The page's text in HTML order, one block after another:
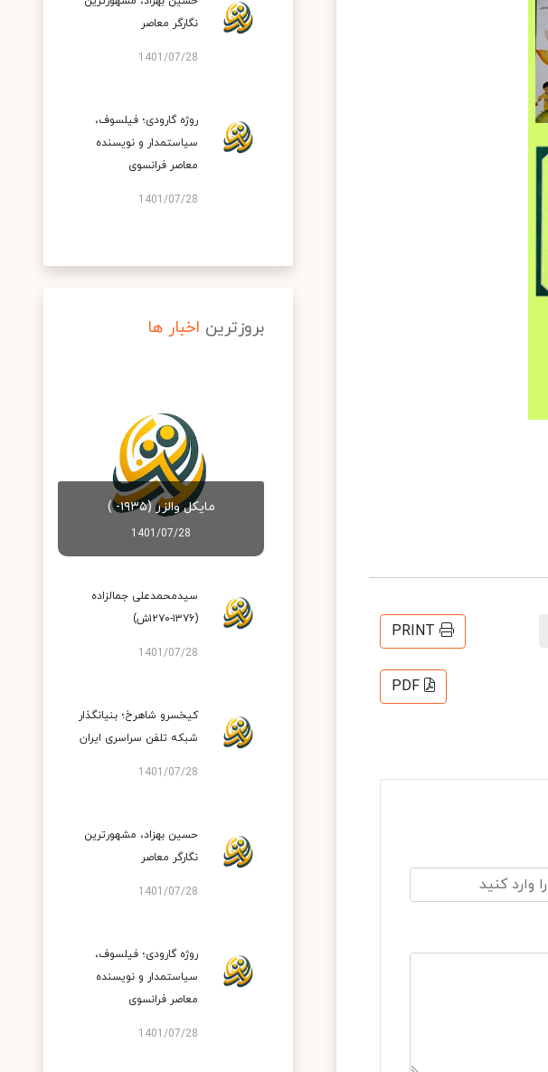
PRINT
PDF
نگارگر معاصر
1401/07/28
روژه گارودی؛ فیلسوف،
سیاستمدار و نویسنده
معاصر فرانسوی
1401/07/28
بروزترین اخبار ها
مایکل والزر (۱۹۳۵- )
1401/07/28
سیدمحمدعلی‌ جمالزاده‌
(۱۳۷۶-۱۲۷۰ش)
1401/07/28
کیخسرو شاهرخ؛ بنیانگذار
شبکه تلفن سراسری ایران
1401/07/28
حسین بهزاد، مشهورترین
نگارگر معاصر
1401/07/28
روژه گارودی؛ فیلسوف،
سیاستمدار و نویسنده
معاصر فرانسوی
1401/07/28